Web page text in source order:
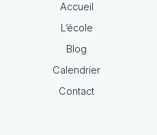
Accueil
L’école
Blog
Calendrier
Contact